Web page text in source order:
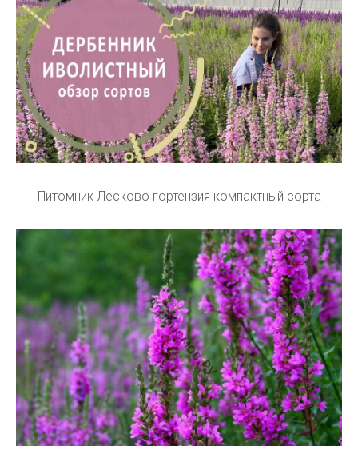
Питомник Лесково гортензия компактный сорта